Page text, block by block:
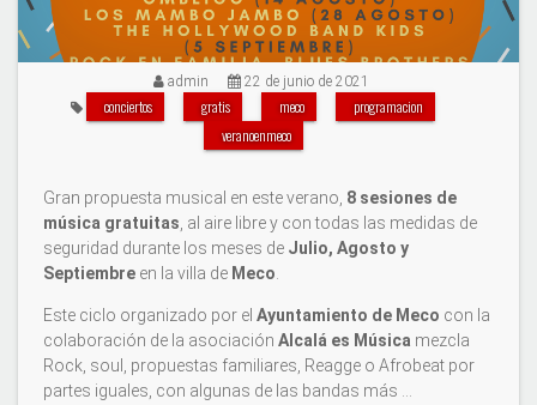
admin 22 de junio de 2021
conciertos gratis meco
programacion
veranoenmeco
Gran propuesta musical en este verano, 8 sesiones de
música gratuitas , al aire libre y con todas las medidas de
seguridad durante los meses de Julio, Agosto y
Septiembre en la villa de Meco
Este ciclo organizado por el Ayuntamiento de Meco con la
colaboración de la asociación Alcalá es Música mezcla
Rock, soul, propuestas familiares, Reagge o Afrobeat por
partes iguales, con algunas de las bandas más …